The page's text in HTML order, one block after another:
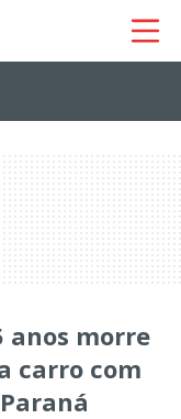
anos morre
carro com